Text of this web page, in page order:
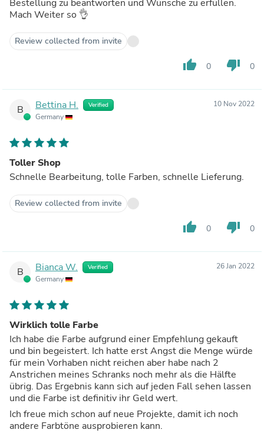
Bestellung zu beantworten und Wünsche zu erfüllen.
Mach Weiter so 👌
Review collected from invite
thumb_up 0 thumb_down 0
B Bettina H. Verified
Germany
10 Nov 2022
Toller Shop
Schnelle Bearbeitung, tolle Farben, schnelle Lieferung.
Review collected from invite
thumb_up 0 thumb_down 0
B Bianca W. Verified
Germany
26 Jan 2022
Wirklich tolle Farbe
Ich habe die Farbe aufgrund einer Empfehlung gekauft
und bin begeistert. Ich hatte erst Angst die Menge würde
für mein Vorhaben nicht reichen aber habe nach 2
Anstrichen meines Schranks noch mehr als die Hälfte
übrig. Das Ergebnis kann sich auf jeden Fall sehen lassen
und die Farbe ist definitiv ihr Geld wert.
Ich freue mich schon auf neue Projekte, damit ich noch
andere Farbtöne ausprobieren kann.